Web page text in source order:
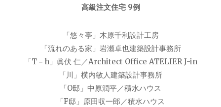
高級注文住宅 9例
「悠々亭」木原千利設計工房
「流れのある家」岩瀬卓也建築設計事務所
「T－h」眞伏 仁／Architect Office ATELIER J-in
「川」横内敏人建築設計事務所
「O邸」中原潤平／積水ハウス
「F邸」原田収一郎／積水ハウス